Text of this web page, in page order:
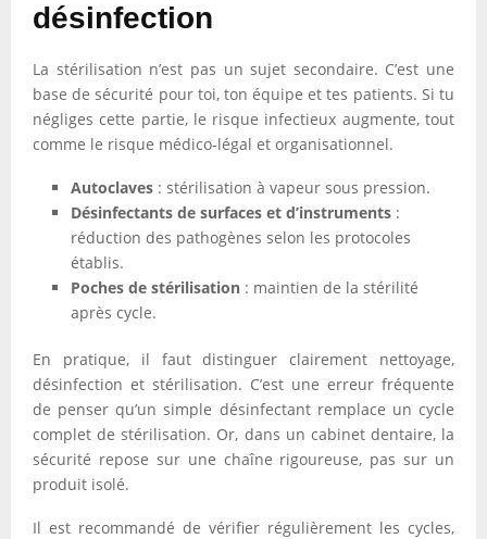
désinfection
La stérilisation n’est pas un sujet secondaire. C’est une
base de sécurité pour toi, ton équipe et tes patients. Si tu
négliges cette partie, le risque infectieux augmente, tout
comme le risque médico-légal et organisationnel.
Autoclaves : stérilisation à vapeur sous pression.
Désinfectants de surfaces et d’instruments :
réduction des pathogènes selon les protocoles
établis.
Poches de stérilisation : maintien de la stérilité
après cycle.
En pratique, il faut distinguer clairement nettoyage,
désinfection et stérilisation. C’est une erreur fréquente
de penser qu’un simple désinfectant remplace un cycle
complet de stérilisation. Or, dans un cabinet dentaire, la
sécurité repose sur une chaîne rigoureuse, pas sur un
produit isolé.
Il est recommandé de vérifier régulièrement les cycles,